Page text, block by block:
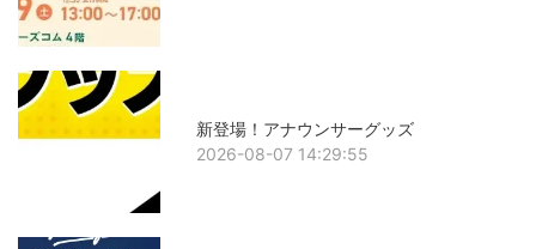
新登場！アナウンサーグッズ
2026-08-07 14:29:55